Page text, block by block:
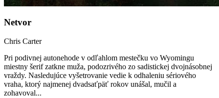
Netvor
Chris Carter
Pri podivnej autonehode v odľahlom mestečku vo Wyomingu
miestny šerif zatkne muža, podozrivého zo sadistickej dvojnásobnej
vraždy. Nasledujúce vyšetrovanie vedie k odhaleniu sériového
vraha, ktorý najmenej dvadsaťpäť rokov unášal, mučil a
zohavoval...